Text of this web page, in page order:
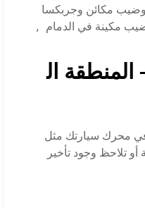
مكائن وجربكسا
مكينة في الدمام
,
ال
محرك سيارتك مثل
تلاحظ وجود تأخير